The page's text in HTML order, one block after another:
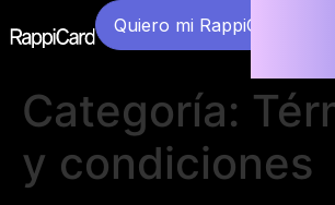
Quiero mi RappiCard
Categoría:
y condiciones